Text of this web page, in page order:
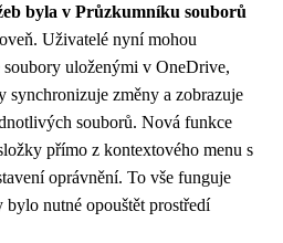
byla v Průzkumníku souborů
Uživatelé nyní mohou
soubory uloženými v OneDrive,
synchronizuje změny a zobrazuje
souborů. Nová funkce
přímo z kontextového menu s
oprávnění. To vše funguje
nutné opouštět prostředí